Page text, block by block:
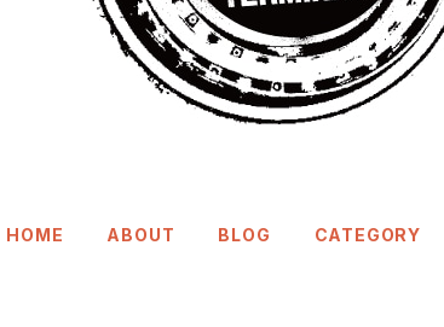
HOME ABOUT BLOG CATEGORY